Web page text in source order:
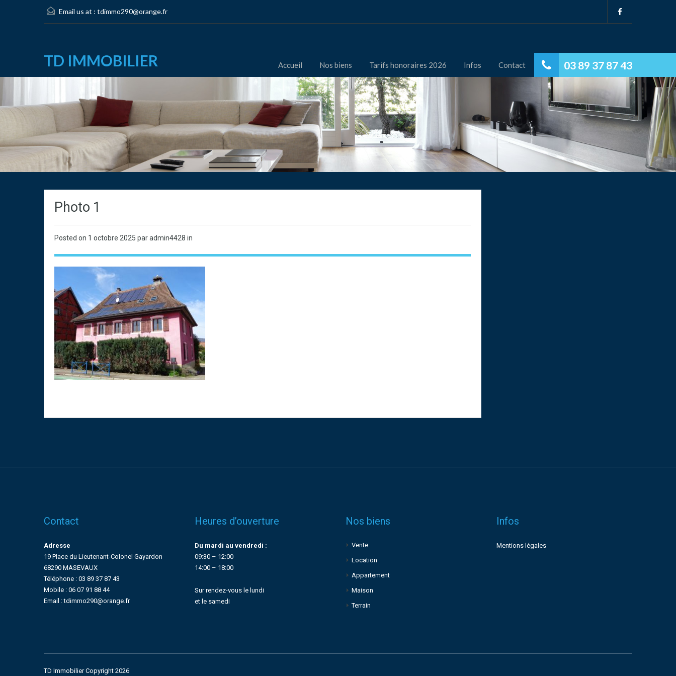
Email us at : tdimmo290@orange.fr
TD IMMOBILIER 03 89 37 87 43
Accueil Nos biens Tarifs honoraires 2026 Infos Contact
Photo 1
Posted on 1 octobre 2025 par admin4428 in
Contact
Adresse
19 Place du Lieutenant-Colonel Gayardon
68290 MASEVAUX
Téléphone : 03 89 37 87 43
Mobile : 06 07 91 88 44
Email : tdimmo290@orange.fr
Heures d’ouverture
Du mardi au vendredi :
09:30 – 12:00
14:00 – 18:00
Sur rendez-vous le lundi
et le samedi
Nos biens
Vente
Location
Appartement
Maison
Terrain
Infos
Mentions légales
TD Immobilier Copyright 2026